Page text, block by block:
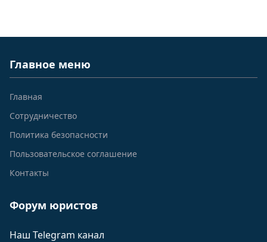
Главное меню
Главная
Сотрудничество
Политика безопасности
Пользовательское соглашение
Контакты
Форум юристов
Наш Telegram канал